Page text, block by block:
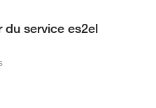
du service es2el